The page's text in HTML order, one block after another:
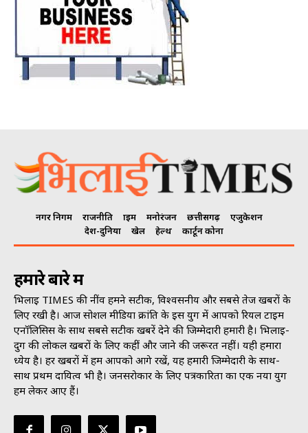
नगर निगम राजनीति क्राइम मनोरंजन छत्तीसगढ़
एजुकेशन
देश-दुनिया
खेल हेल्थ कार्टून कोना
हमारे बारे में
भिलाई TIMES की नींव हमने सटीक, विश्वसनीय और सबसे तेज खबरों के
लिए रखी है। आज सोशल मीडिया क्रांति के इस युग में आपको रियल टाइम
एनॉलिसिस के साथ सबसे सटीक खबरें देने की जिम्मेदारी हमारी है। भिलाई-
दुर्ग की लोकल खबरों के लिए कहीं और जाने की जरूरत नहीं। यही हमारा
ध्येय है। हर खबरों में हम आपको आगे रखें, यह हमारी जिम्मेदारी के साथ-
साथ प्रथम दायित्व भी है। जनसराेकार के लिए पत्रकारिता का एक नया युग
हम लेकर आए हैं।